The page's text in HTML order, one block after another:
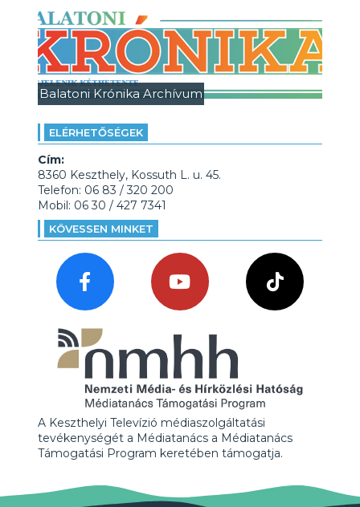
Balatoni Krónika Archívum
ELÉRHETŐSÉGEK
Cím:
8360 Keszthely, Kossuth L. u. 45.
Telefon: 06 83 / 320 200
Mobil: 06 30 / 427 7341
KÖVESSEN MINKET
A Keszthelyi Televízió médiaszolgáltatási
tevékenységét a Médiatanács a Médiatanács
Támogatási Program keretében támogatja.